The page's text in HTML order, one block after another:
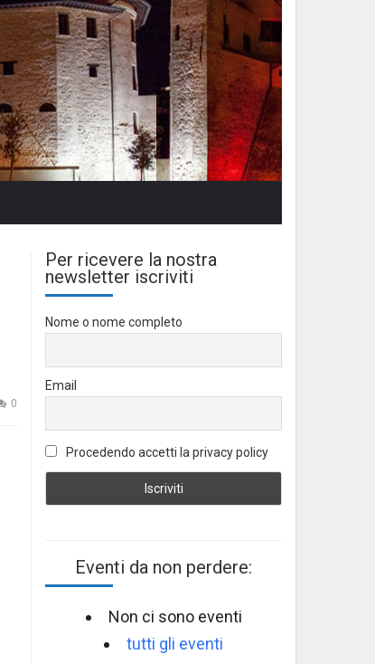
0
Per ricevere la nostra
newsletter iscriviti
Nome o nome completo
Email
Procedendo accetti la privacy policy
Eventi da non perdere:
Non ci sono eventi
tutti gli eventi